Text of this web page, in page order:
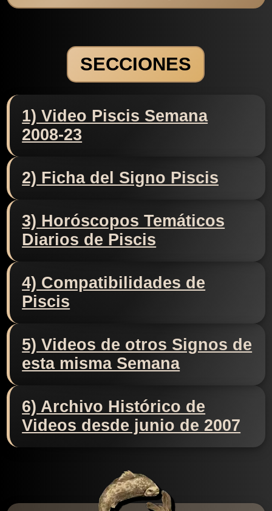
SECCIONES
1) Video Piscis Semana
2008-23
2) Ficha del Signo Piscis
3) Horóscopos Temáticos
Diarios de Piscis
4) Compatibilidades de
Piscis
5) Videos de otros Signos de
esta misma Semana
6) Archivo Histórico de
Videos desde junio de 2007